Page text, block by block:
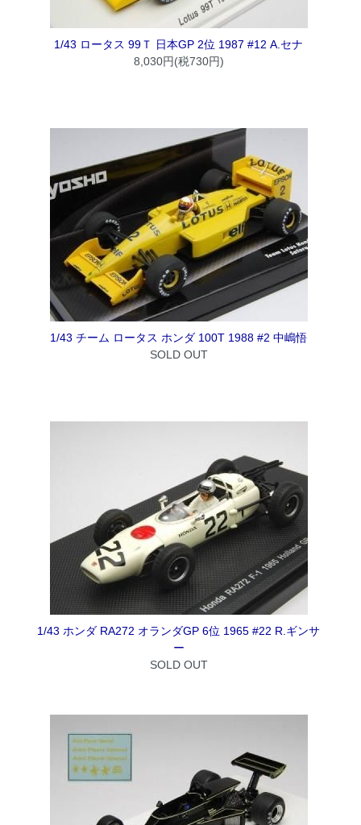
1/43 ロータス 99Ｔ 日本GP 2位 1987 #12 A.セナ
8,030円(税730円)
1/43 チーム ロータス ホンダ 100T 1988 #2 中嶋悟
SOLD OUT
1/43 ホンダ RA272 オランダGP 6位 1965 #22 R.ギンサ
ー
SOLD OUT